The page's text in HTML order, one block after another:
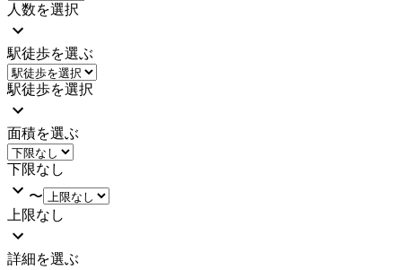
人数を選択
駅徒歩を選ぶ
駅徒歩を選択
面積を選ぶ
下限なし
〜
上限なし
詳細を選ぶ